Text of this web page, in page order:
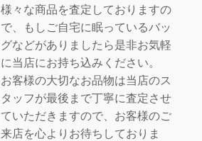
様々な商品を査定しておりますの
で、もしご自宅に眠っているバッ
グなどがありましたら是非お気軽
に当店にお持ち込みください。
お客様の大切なお品物は当店のス
タッフが最後まで丁寧に査定させ
ていただきますので、お客様のご
来店を心よりお待ちしておりま